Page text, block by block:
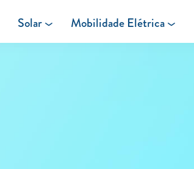
Solar Mobilidade Elétrica